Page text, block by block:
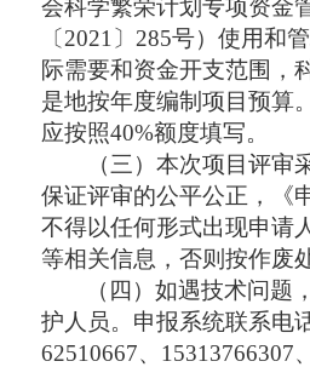
会科学繁荣计划专项资金
〔 2021〕285号）使用和
际需要和资金开支范围，
是地按年度编制项目预算
应按照40%额度填写。
（三 ）本次项目评审
保证评审的公平公正，《
不得以任何形式出现申请
等相关信息，否则按作废
（ 四 ）如遇技术问题
护人员。 申报系统联系电
62510667、15313766307